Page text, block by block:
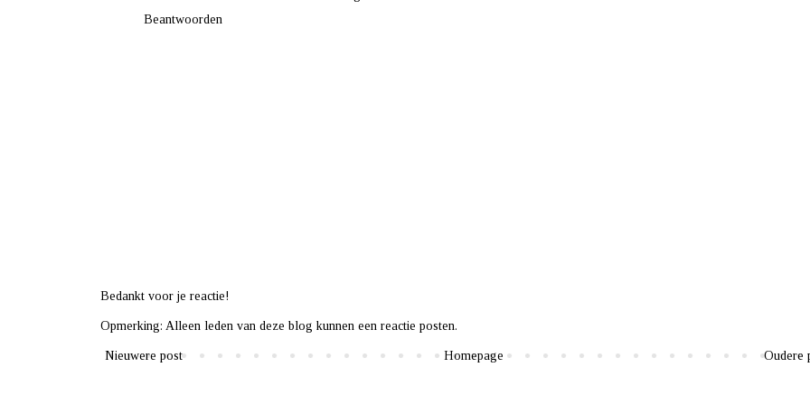
Beantwoorden
Bedankt voor je reactie!
Opmerking: Alleen leden van deze blog kunnen een reactie posten.
Nieuwere post Oudere
Homepage